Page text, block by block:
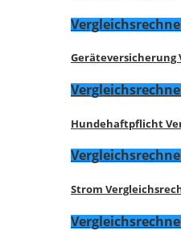
Geräteversicherung
Hundehaftpflicht
Strom